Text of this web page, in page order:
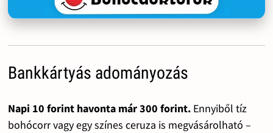
Bankkártyás adományozás
Napi 10 forint havonta már 300 forint.Ennyiből tíz
bohócorr vagy egy színes ceruza is megvásárolható –